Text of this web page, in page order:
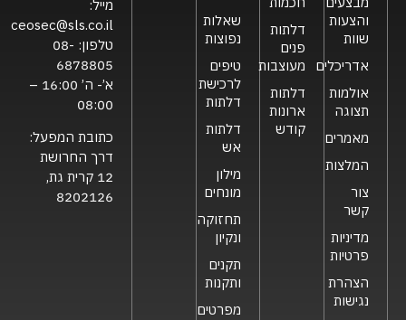
והצעות
שוות
אדריכלים
אולמות
תצוגה
מאמרים
המלצות
צור
קשר
מדיניות
פרטיות
הצהרת
נגישות
דלתות
פנים
מעוצבות
דלתות
ארונות
קודש
שאלות
נפוצות
טיפים
לרכישת
דלתות
דלתות
אש
מילון
מונחים
תחזוקה
ונקיון
תקנים
ותקנות
מפרטים
מייל:
ceosec@sls.co.il
טלפון: 08-
6878805
א’- ה’ 16:00 –
08:00
כתובת המפעל:
דרך החרושת
12 קרית גת,
8202126